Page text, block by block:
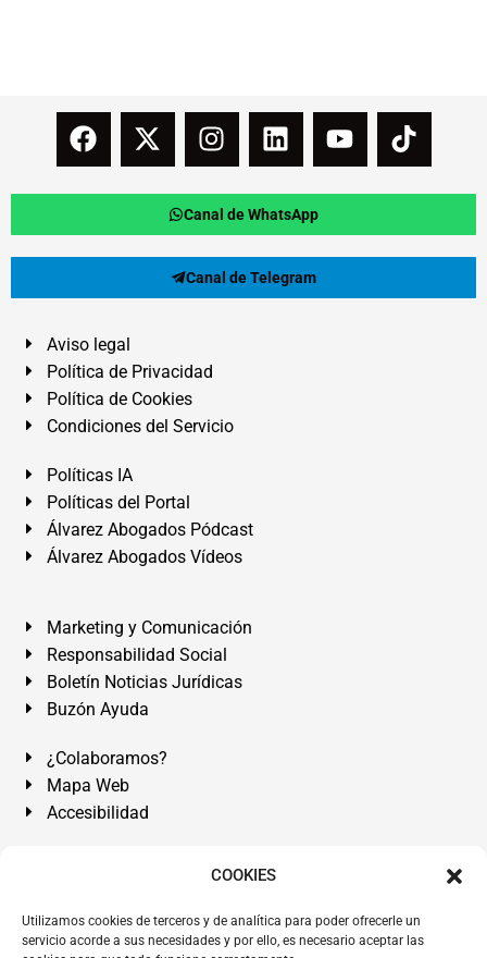
COOKIES
Utilizamos cookies de terceros y de analítica para poder ofrecerle un
servicio acorde a sus necesidades y por ello, es necesario aceptar las
Canal de WhatsApp
Canal de Telegram
Aviso legal
Política de Privacidad
Política de Cookies
Condiciones del Servicio
Políticas IA
Políticas del Portal
Álvarez Abogados Pódcast
Álvarez Abogados Vídeos
Marketing y Comunicación
Responsabilidad Social
Boletín Noticias Jurídicas
Buzón Ayuda
¿Colaboramos?
Mapa Web
Accesibilidad
Álvarez Abogados Tenerife:Calle Teobaldo Power Nº 7,
de Tenerife. Islas Canarias.